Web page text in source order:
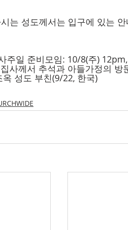
는 성도께서는 입구에 있는
사주일 준비모임: 10/8(주)
집사께서 추석과 아들가정의
옥 성도 부친(9/22, 한국)